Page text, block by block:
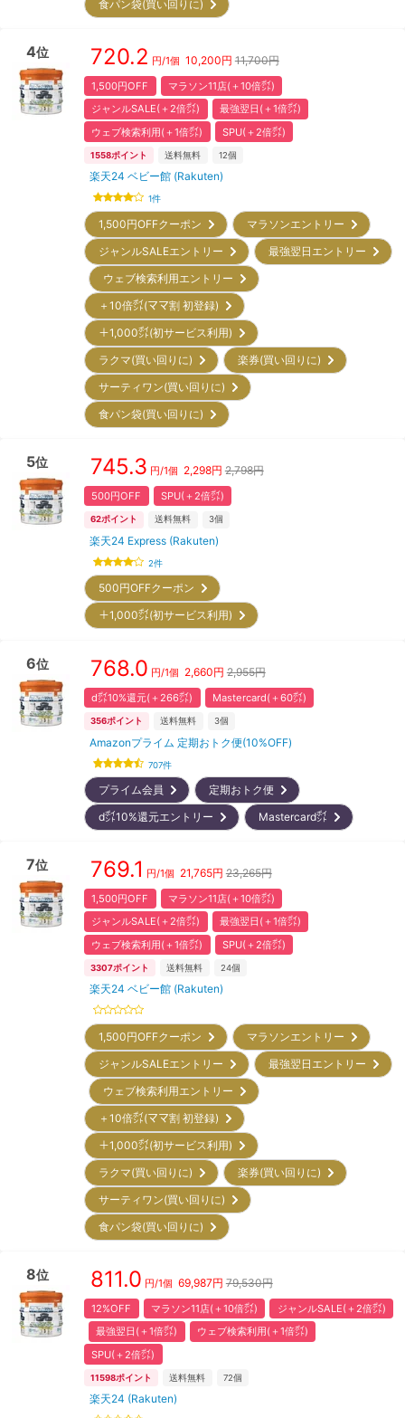
食パン袋(買い回りに)
4位 720.2 円/1個 10,200円 11,700円
1,500円OFF
マラソン11店(＋10倍㌽)
ジャンルSALE(＋2倍㌽)
最強翌日(＋1倍㌽)
ウェブ検索利用(＋1倍㌽)
SPU(＋2倍㌽)
1558ポイント 送料無料 12個
楽天24 ベビー館 (Rakuten)
1件
1,500円OFFクーポン
マラソンエントリー
ジャンルSALEエントリー
最強翌日エントリー
ウェブ検索利用エントリー
＋10倍㌽(ママ割 初登録)
＋1,000㌽(初サービス利用)
ラクマ(買い回りに)
楽券(買い回りに)
サーティワン(買い回りに)
食パン袋(買い回りに)
5位 745.3 円/1個 2,298円 2,798円
500円OFF SPU(＋2倍㌽)
62ポイント 送料無料 3個
楽天24 Express (Rakuten)
2件
500円OFFクーポン
＋1,000㌽(初サービス利用)
6位 768.0 円/1個 2,660円 2,955円
d㌽10%還元(＋266㌽) Mastercard(＋60㌽)
356ポイント 送料無料 3個
Amazonプライム 定期おトク便(10%OFF)
707件
プライム会員
定期おトク便
d㌽10%還元エントリー
Mastercard㌽
7位 769.1 円/1個 21,765円 23,265円
1,500円OFF
マラソン11店(＋10倍㌽)
ジャンルSALE(＋2倍㌽)
最強翌日(＋1倍㌽)
ウェブ検索利用(＋1倍㌽)
SPU(＋2倍㌽)
3307ポイント 送料無料 24個
楽天24 ベビー館 (Rakuten)
1,500円OFFクーポン
マラソンエントリー
ジャンルSALEエントリー
最強翌日エントリー
ウェブ検索利用エントリー
＋10倍㌽(ママ割 初登録)
＋1,000㌽(初サービス利用)
ラクマ(買い回りに)
楽券(買い回りに)
サーティワン(買い回りに)
食パン袋(買い回りに)
8位 811.0 円/1個 69,987円 79,530円
12%OFF マラソン11店(＋10倍㌽)
ジャンルSALE(＋2倍㌽)
最強翌日(＋1倍㌽)
ウェブ検索利用(＋1倍㌽)
SPU(＋2倍㌽)
11598ポイント 送料無料 72個
楽天24 (Rakuten)